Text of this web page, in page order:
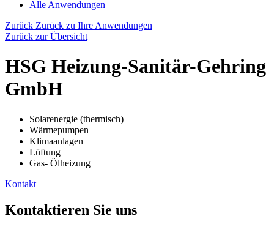
Alle Anwendungen
Zurück Zurück zu Ihre Anwendungen
Zurück zur Übersicht
HSG Heizung-Sanitär-Gehring
GmbH
Solarenergie (thermisch)
Wärmepumpen
Klimaanlagen
Lüftung
Gas- Ölheizung
Kontakt
Kontaktieren Sie uns